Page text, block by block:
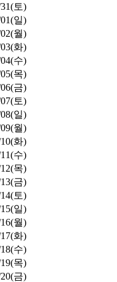
토)
일)
월)
화)
수)
목)
금)
토)
일)
월)
화)
수)
목)
금)
토)
일)
월)
화)
수)
목)
금)